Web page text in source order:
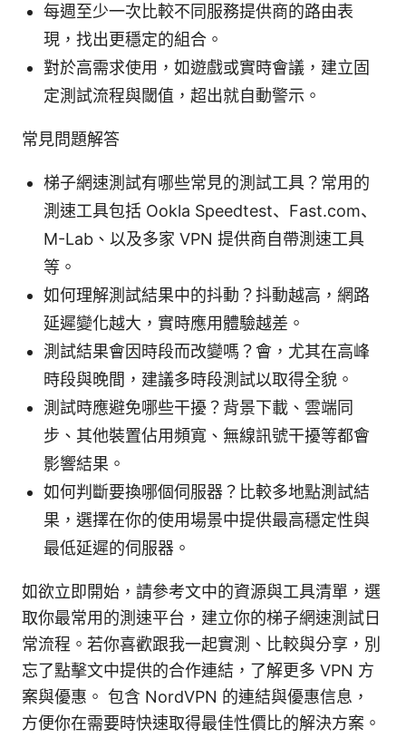
每週至少一次比較不同服務提供商的路由表
現，找出更穩定的組合。
對於高需求使用，如遊戲或實時會議，建立固
定測試流程與閾值，超出就自動警示。
常見問題解答
梯子網速測試有哪些常見的測試工具？常用的
測速工具包括 Ookla Speedtest、Fast.com、
M-Lab、以及多家 VPN 提供商自帶測速工具
等。
如何理解測試結果中的抖動？抖動越高，網路
延遲變化越大，實時應用體驗越差。
測試結果會因時段而改變嗎？會，尤其在高峰
時段與晚間，建議多時段測試以取得全貌。
測試時應避免哪些干擾？背景下載、雲端同
步、其他裝置佔用頻寬、無線訊號干擾等都會
影響結果。
如何判斷要換哪個伺服器？比較多地點測試結
果，選擇在你的使用場景中提供最高穩定性與
最低延遲的伺服器。
如欲立即開始，請參考文中的資源與工具清單，選
取你最常用的測速平台，建立你的梯子網速測試日
常流程。若你喜歡跟我一起實測、比較與分享，別
忘了點擊文中提供的合作連結，了解更多 VPN 方
案與優惠。 包含 NordVPN 的連結與優惠信息，
方便你在需要時快速取得最佳性價比的解決方案。